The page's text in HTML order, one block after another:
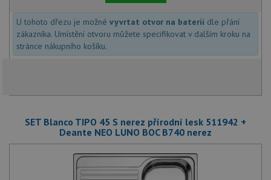
U tohoto dřezu je možné vyvrtat otvor na baterii dle přání
zákazníka. Umístění otvoru můžete specifikovat v dalším kroku na
stránce nákupního košíku.
SET Blanco TIPO 45 S nerez přírodní lesk 511942 +
Deante NEO LUNO BOC B740 nerez